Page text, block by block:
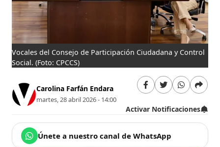
Vocales del Consejo de Participación Ciudadana y Control
Social. (Foto: CPCCS)
Carolina Farfán Endara
martes, 28 abril 2026 - 14:00
Activar Notificaciones
Únete a nuestro canal de WhatsApp